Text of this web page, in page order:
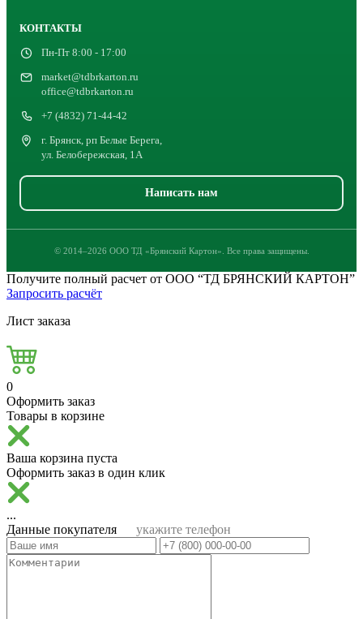
КОНТАКТЫ
Пн-Пт 8:00 - 17:00
market@tdbrkarton.ru
office@tdbrkarton.ru
+7 (4832) 71-44-42
г. Брянск, рп Белые Берега,
ул. Белобережская, 1А
Написать нам
© 2014–2026 ООО ТД «Брянский Картон». Все права защищены.
Получите полный расчет от ООО “ТД БРЯНСКИЙ КАРТОН”
Запросить расчёт
Лист заказа
0
Оформить заказ
Товары в корзине
Ваша корзина пуста
Оформить заказ в один клик
...
Данные покупателя
укажите телефон